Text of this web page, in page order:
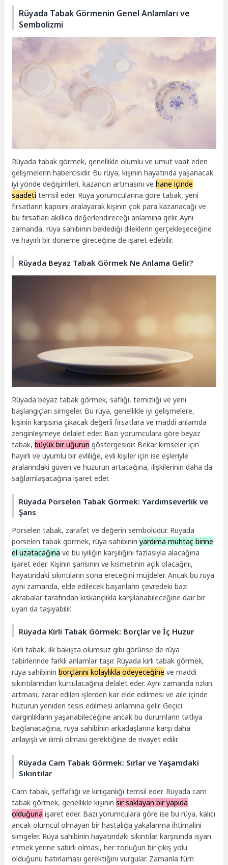
Rüyada Tabak Görmenin Genel Anlamları ve
Sembolizmi
Rüyada tabak görmek, genellikle olumlu ve umut vaat eden
gelişmelerin habercisidir. Bu rüya, kişinin hayatında yaşanacak
iyi yönde değişimleri, kazancın artmasını vehane içinde
saadeti temsil eder. Rüya yorumcularına göre tabak, yeni
fırsatların kapısını aralayarak kişinin çok para kazanacağı ve
bu fırsatları akıllıca değerlendireceği anlamına gelir. Aynı
zamanda, rüya sahibinin beklediği dileklerin gerçekleşeceğine
ve hayırlı bir döneme gireceğine de işaret edebilir.
Rüyada Beyaz Tabak Görmek Ne Anlama Gelir?
Rüyada beyaz tabak görmek, saflığı, temizliği ve yeni
başlangıçları simgeler. Bu rüya, genellikle iyi gelişmelere,
kişinin karşısına çıkacak değerli fırsatlara ve maddi anlamda
zenginleşmeye delalet eder. Bazı yorumculara göre beyaz
tabak,büyük bir uğurun göstergesidir. Bekar kimseler için
hayırlı ve uyumlu bir evliliğe, evli kişiler için ise eşleriyle
aralarındaki güven ve huzurun artacağına, ilişkilerinin daha da
sağlamlaşacağına işaret eder.
Rüyada Porselen Tabak Görmek: Yardımseverlik ve
Şans
Porselen tabak, zarafet ve değerin sembolüdür. Rüyada
porselen tabak görmek, rüya sahibininyardıma muhtaç birine
el uzatacağına ve bu iyiliğin karşılığını fazlasıyla alacağına
işaret eder. Kişinin şansının ve kısmetinin açık olacağını,
hayatındaki sıkıntıların sona ereceğini müjdeler. Ancak bu rüya
aynı zamanda, elde edilecek başarıların çevredeki bazı
akrabalar tarafından kıskançlıkla karşılanabileceğine dair bir
uyarı da taşıyabilir.
Rüyada Kirli Tabak Görmek: Borçlar ve İç Huzur
Kirli tabak, ilk bakışta olumsuz gibi görünse de rüya
tabirlerinde farklı anlamlar taşır. Rüyada kirli tabak görmek,
rüya sahibininborçlarını kolaylıkla ödeyeceğine ve maddi
sıkıntılarından kurtulacağına delalet eder. Aynı zamanda rızkın
artması, zarar edilen işlerden kar elde edilmesi ve aile içinde
huzurun yeniden tesis edilmesi anlamına gelir. Geçici
dargınlıkların yaşanabileceğine ancak bu durumların tatlıya
bağlanacağına, rüya sahibinin arkadaşlarına karşı daha
anlayışlı ve ılımlı olması gerektiğine de rivayet edilir.
Rüyada Cam Tabak Görmek: Sırlar ve Yaşamdaki
Sıkıntılar
Cam tabak, şeffaflığı ve kırılganlığı temsil eder. Rüyada cam
tabak görmek, genellikle kişininsır saklayan bir yapıda
olduğuna işaret eder. Bazı yorumculara göre ise bu rüya, kalıcı
ancak ölümcül olmayan bir hastalığa yakalanma ihtimalini
simgeler. Rüya sahibinin hayatındaki sıkıntılar karşısında isyan
etmek yerine sabırlı olması, her zorluğun bir çıkış yolu
olduğunu hatırlaması gerektiğini vurgular. Zamanla tüm